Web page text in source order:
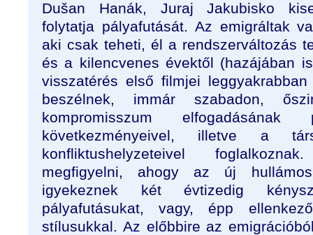
Dušan Hanák, Juraj Jakubisko
folytatja pályafutását. Az emigráltak
aki csak teheti, él a rendszerváltozás
és a kilencvenes évektől (hazájában
visszatérés első filmjei
beszélnek, immár szabadon,
kompromisszum
következményeivel, illetve a
konfliktushelyzeteivel
megfigyelni, ahogy az új
igyekeznek két évtizedig
pályafutásukat, vagy, épp
stílusukkal. Az előbbire az